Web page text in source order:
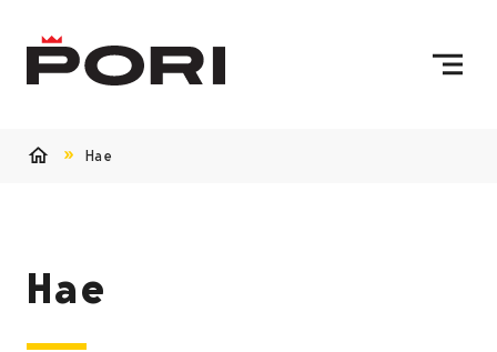
Hae
Hae